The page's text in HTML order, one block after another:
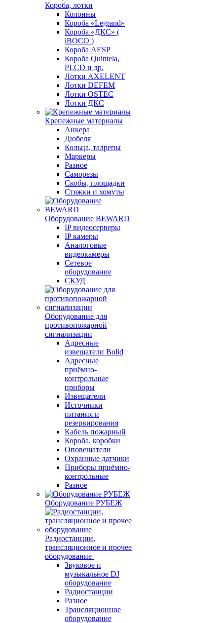
Короба, лотки
Колонны
Короба «Legrand»
Короба «ДКС» (
iBOCO )
Короба AESP
Короба Quintela,
PLCD и др.
Лотки AXELENT
Лотки DEFEM
Лотки OSTEC
Лотки ДКС
Крепежные материалы
Анкера
Дюбеля
Кольца, талрепы
Маркеры
Разное
Саморезы
Скобы, площадки
Стяжки и хомуты
Оборудование BEWARD
IP видеосерверы
IP камеры
Аналоговые
видеокамеры
Сетевое
оборудование
СКУД
Оборудование для
противопожарной
сигнализации
Адресные
извещатели Bolid
Адресные
приёмно-
контрольные
приборы
Извещатели
Источники
питания и
резервирования
Кабель пожарный
Короба, коробки
Оповещатели
Охранные датчики
Приборы приёмно-
контрольные
Разное
Оборудование РУБЕЖ
Радиостанции,
трансляционное и прочее
оборудование
Звуковое и
музыкальное DJ
оборудование
Радиостанции
Разное
Трансляционное
оборудование